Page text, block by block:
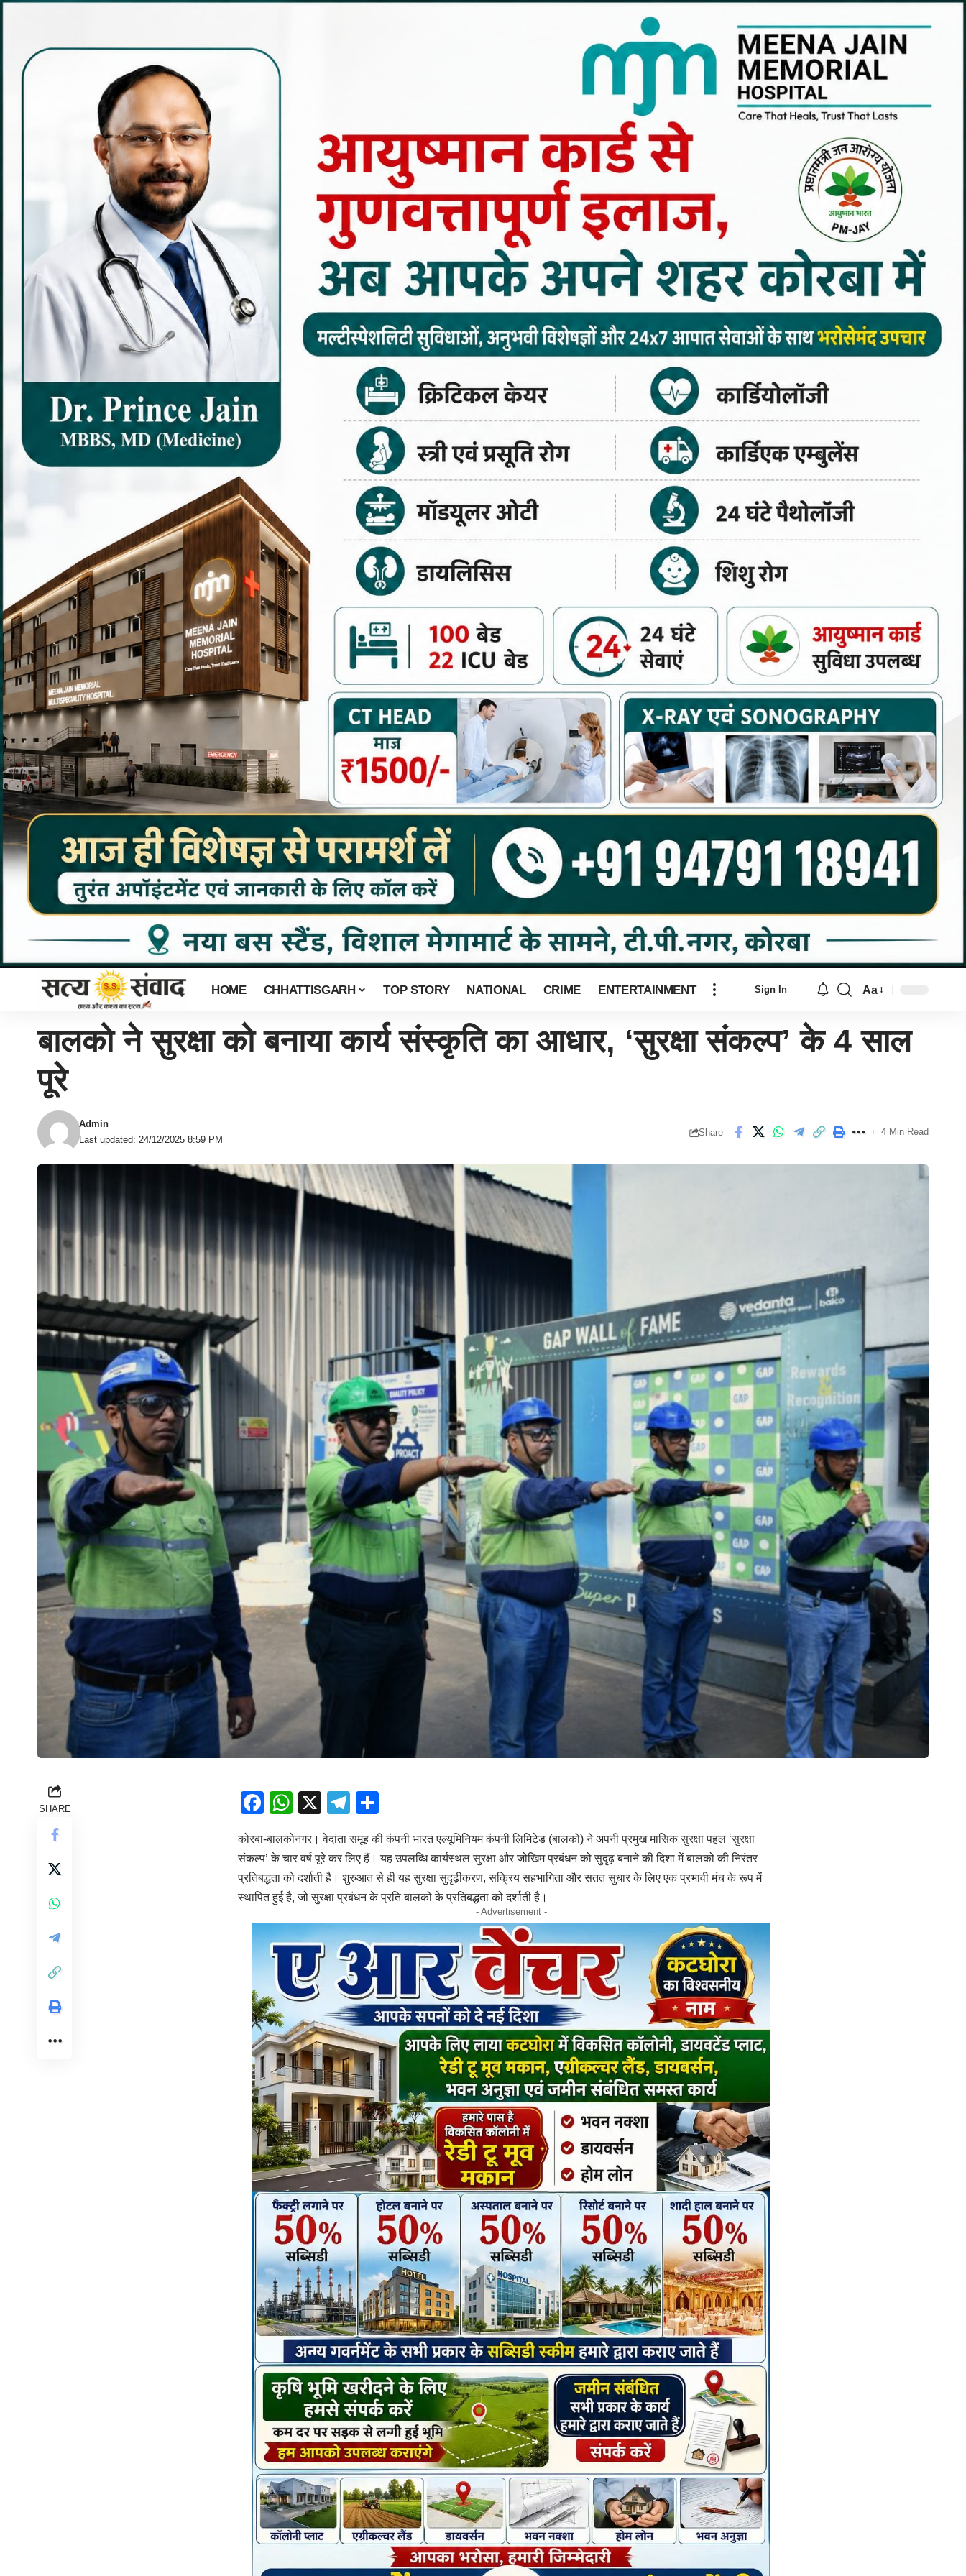
HOME CHHATTISGARH TOP STORY NATIONAL CRIME ENTERTAINMENT Sign In Aa
बालको ने सुरक्षा को बनाया कार्य संस्कृति का आधार, ‘सुरक्षा संकल्प’ के 4 साल
पूरे
Last updated: 24/12/2025 8:59 PM
Admin
Share 4 Min Read
SHARE Facebook
WhatsApp
X Telegram
कोरबा-बालकोनगर। वेदांता समूह की कंपनी भारत एल्यूमिनियम कंपनी लिमिटेड (बालको) ने अपनी प्रमुख मासिक सुरक्षा पहल ‘सुरक्षा
संकल्प’ के चार वर्ष पूरे कर लिए हैं। यह उपलब्धि कार्यस्थल सुरक्षा और जोखिम प्रबंधन को सुदृढ़ बनाने की दिशा में बालको की निरंतर
प्रतिबद्धता को दर्शाती है। शुरुआत से ही यह सुरक्षा सुदृढ़ीकरण, सक्रिय सहभागिता और सतत सुधार के लिए एक प्रभावी मंच के रूप में
स्थापित हुई है, जो सुरक्षा प्रबंधन के प्रति बालको के प्रतिबद्धता को दर्शाती है।
- Advertisement -